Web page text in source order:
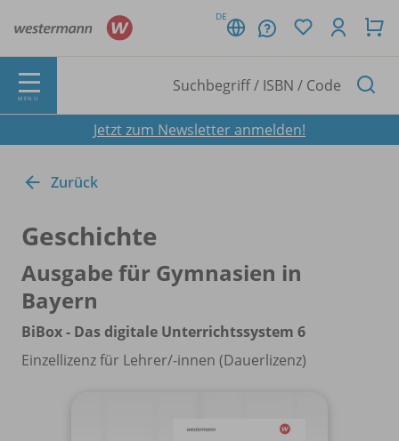
DE
MENÜ
Jetzt zum Newsletter anmelden!
Zurück
Geschichte
Ausgabe für Gymnasien in
Bayern
BiBox - Das digitale Unterrichtssystem 6
Einzellizenz für Lehrer/-innen (Dauerlizenz)